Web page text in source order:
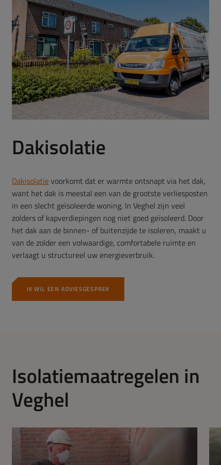
Dakisolatie
Dakisolatievoorkomt dat er warmte ontsnapt via het dak,
want het dak is meestal een van de grootste verliesposten
in een slecht geïsoleerde woning. In Veghel zijn veel
zolders of kapverdiepingen nog niet goed geïsoleerd. Door
het dak aan de binnen- of buitenzijde te isoleren, maakt u
van de zolder een volwaardige, comfortabele ruimte en
verlaagt u structureel uw energieverbruik.
IK WIL EEN ADVIESGESPREK
Isolatiemaatregelen in
Veghel